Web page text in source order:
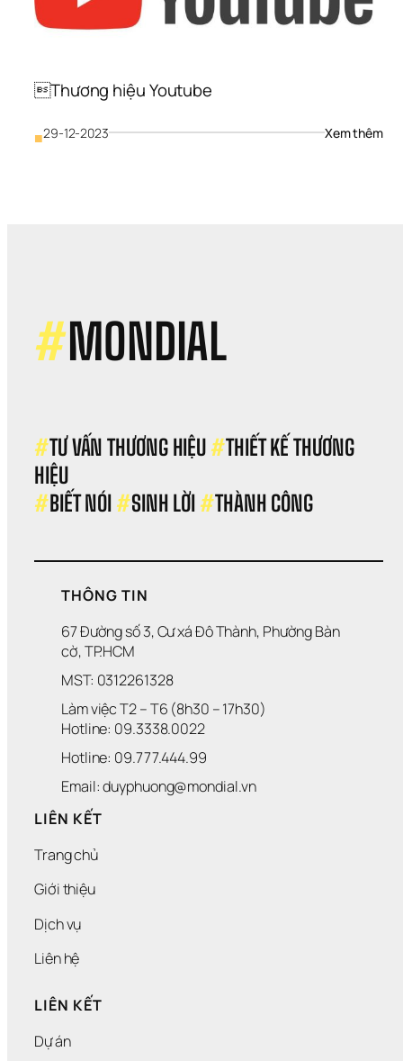
Thương hiệu Youtube
■29-12-2023 Xem thêm:
#MONDIAL
#TƯ VẤN THƯƠNG HIỆU #THIẾT KẾ THƯƠNG
HIỆU
#BIẾT NÓI #SINH LỜI #THÀNH CÔNG
THÔNG TIN
67 Đường số 3, Cư xá Đô Thành, Phường Bàn
cờ, TP.HCM
MST: 0312261328
Làm việc T2 – T6 (8h30 – 17h30)
Hotline: 09.3338.0022
Hotline: 09.777.444.99
Email: duyphuong@mondial.vn
LIÊN KẾT
Trang chủ
Giới thiệu
Dịch vụ
Liên hệ
LIÊN KẾT
Dự án